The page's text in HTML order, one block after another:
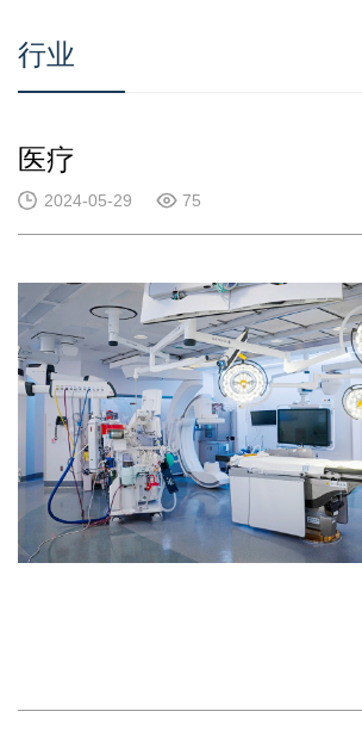
行业
医疗
2024-05-29 75